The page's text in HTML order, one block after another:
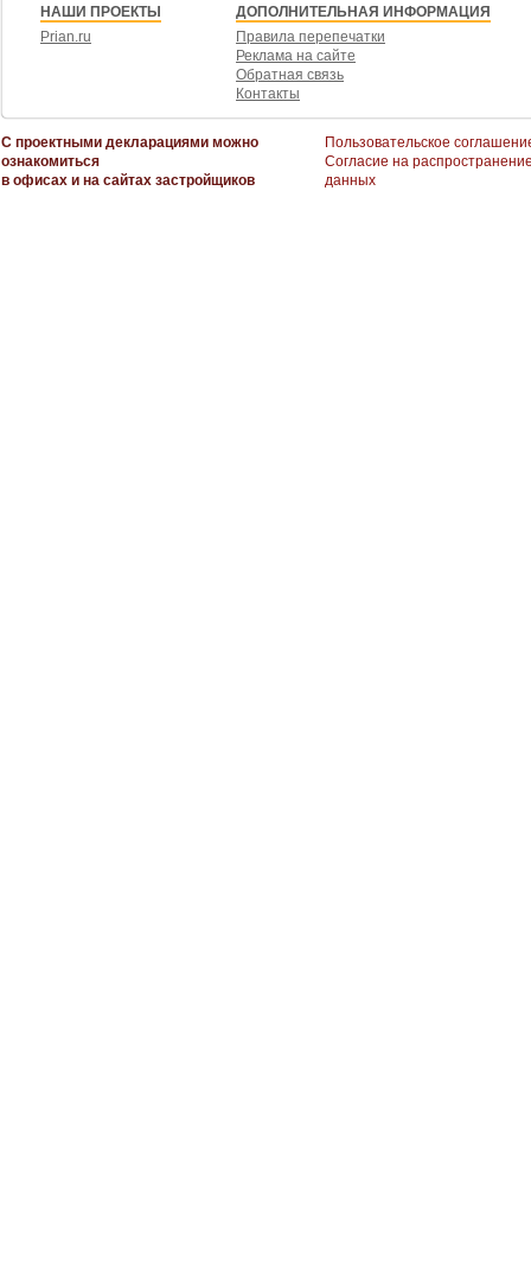
НАШИ ПРОЕКТЫ
Prian.ru
ДОПОЛНИТЕЛЬНАЯ ИНФОРМАЦИЯ
Правила перепечатки
Реклама на сайте
Обратная связь
Контакты
С проектными декларациями можно
ознакомиться
в офисах и на сайтах застройщиков
Пользовательское
Согласие на
данных